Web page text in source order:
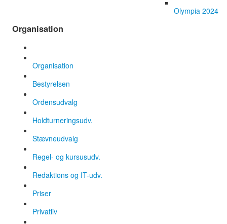
Olympia 2024
Organisation
Organisation
Bestyrelsen
Ordensudvalg
Holdturneringsudv.
Stævneudvalg
Regel- og kursusudv.
Redaktions og IT-udv.
Priser
Privatliv